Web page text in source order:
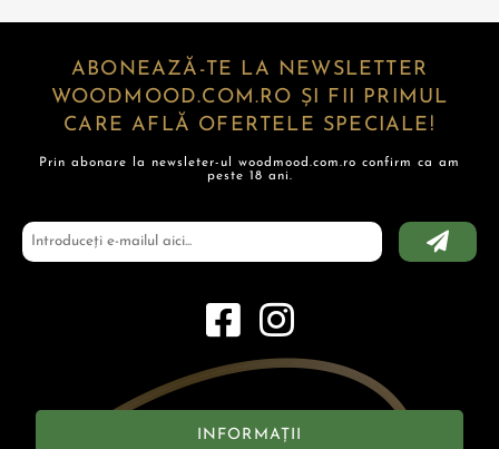
ABONEAZĂ-TE LA NEWSLETTER
WOODMOOD.COM.RO ȘI FII PRIMUL
CARE AFLĂ OFERTELE SPECIALE!
Prin abonare la newsleter-ul woodmood.com.ro confirm ca am
peste 18 ani.
INFORMAȚII